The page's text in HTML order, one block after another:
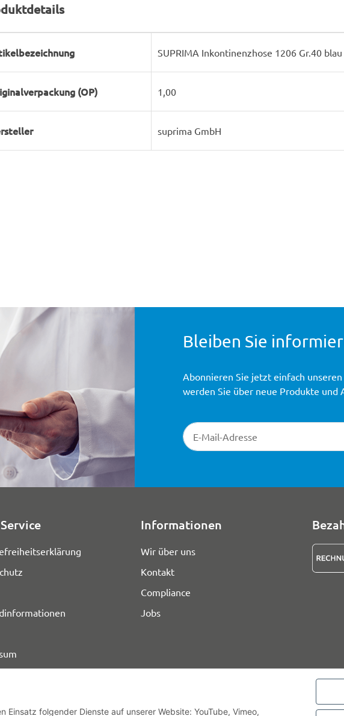
Einsatz folgender Dienste auf unserer Website: YouTube, Vimeo,
SUPRIMA Inkontinenzhose 1206 Gr.40 blau
(OP) 1,00
suprima GmbH
Bleiben Sie
Newsletter-Registrierung
Abonnieren Sie jetzt einfach
werden Sie über neue Produkte und
Informationen
Wir über uns
Kontakt
Compliance
Jobs